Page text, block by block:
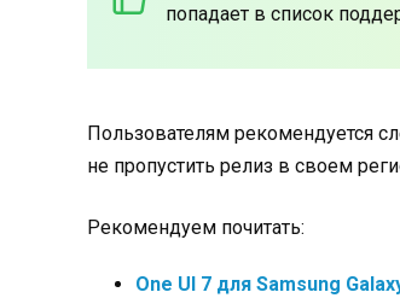
попадает в список
Пользователям рекомендуется
не пропустить релиз в своем
Рекомендуем почитать:
One UI 7 для Samsung